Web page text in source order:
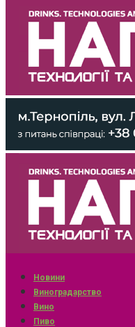
Новини
Виноградарство
Вино
Пиво